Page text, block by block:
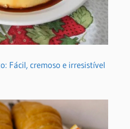
Fácil, cremoso e irresistível